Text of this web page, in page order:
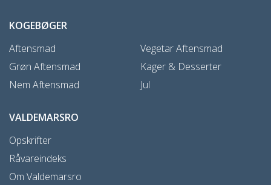
KOGEBØGER
Aftensmad
Grøn Aftensmad
Nem Aftensmad
Vegetar Aftensmad
Kager & Desserter
Jul
VALDEMARSRO
Opskrifter
Råvareindeks
Om Valdemarsro